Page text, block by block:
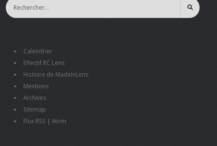
Calendrier
Effectif RC Lens
Histoire de MadeInLens
Mentions
Archives
Sitemap
Flux RSS | Atom